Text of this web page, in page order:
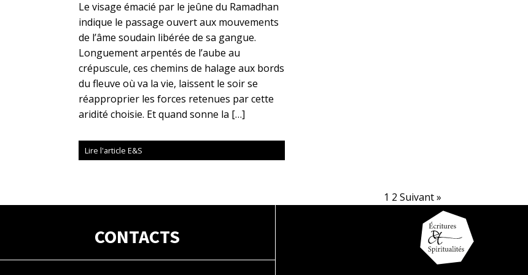
Le visage émacié par le jeûne du Ramadhan
indique le passage ouvert aux mouvements
de l’âme soudain libérée de sa gangue.
Longuement arpentés de l’aube au
crépuscule, ces chemins de halage aux bords
du fleuve où va la vie, laissent le soir se
réapproprier les forces retenues par cette
aridité choisie. Et quand sonne la […]
Lire l'article E&S
1 2 Suivant »
CONTACTS